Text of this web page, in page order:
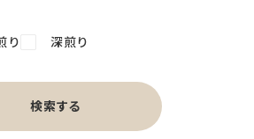
り 深煎り
検索する